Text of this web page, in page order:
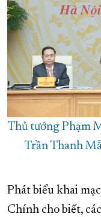
Thủ tướng Phạm
Trần Thanh
Phát biểu khai
Chính cho biết,